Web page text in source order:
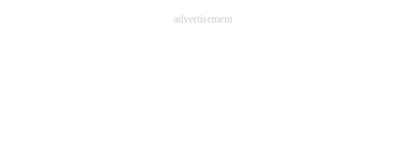
advertisement